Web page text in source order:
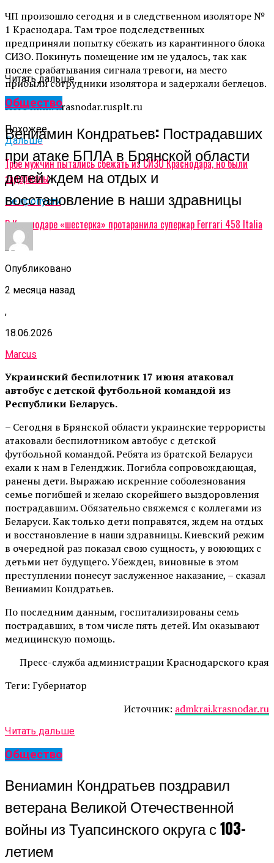
ЧП произошло сегодня и в следственном изоляторе №
1 Краснодара. Там трое подследственных
предприняли попытку сбежать из карантинного блока
СИЗО. Покинуть помещение им не удалось, так как
после срабатывания сигнала тревоги, на место
прибыли сотрудники изолятора и задержали беглецов.
Источник: krasnodar.rusplt.ru
Похожее
Дальше
Трое мужчин пытались сбежать из СИЗО Краснодара, но были
задержаны
Не пропусти
В Краснодаре «шестерка» протаранила суперкар Ferrari 458 Italia
Читать дальше
Общество
Вениамин Кондратьев: Пострадавших
при атаке БПЛА в Брянской области
детей ждем на отдых и
восстановление в наши здравницы
Опубликовано
2 месяца назад
,
18.06.2026
Marcus
Украинский беспилотник 17 июня атаковал
автобус с детской футбольной командой из
Республики Беларусь.
– Сегодня в Брянской области украинские террористы
атаковали беспилотником автобус с детской
футбольной командой. Ребята из братской Беларуси
ехали к нам в Геленджик. Погибла сопровождающая,
ранены дети. Выражаю искренние соболезнования
семье погибшей и желаю скорейшего выздоровления
пострадавшим. Обязательно свяжемся с коллегами из
Беларуси. Как только дети поправятся, ждем на отдых
и восстановление в наши здравницы. Киевский режим
в очередной раз показал свою сущность, у воюющих с
детьми нет будущего. Убежден, виновные в этом
преступлении понесут заслуженное наказание, – сказал
Вениамин Кондратьев.
По последним данным, госпитализированы семь
пострадавших, в том числе пять детей. Им оказывают
медицинскую помощь.
Пресс-служба администрации Краснодарского края
Теги: Губернатор
Источник: admkrai.krasnodar.ru
Читать дальше
Общество
Вениамин Кондратьев поздравил
ветерана Великой Отечественной
войны из Туапсинского округа с 103-
летием